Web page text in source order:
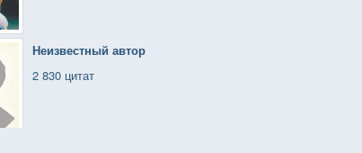
Неизвестный автор
2 830 цитат